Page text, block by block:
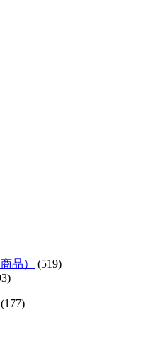
品）
(519)
(177)